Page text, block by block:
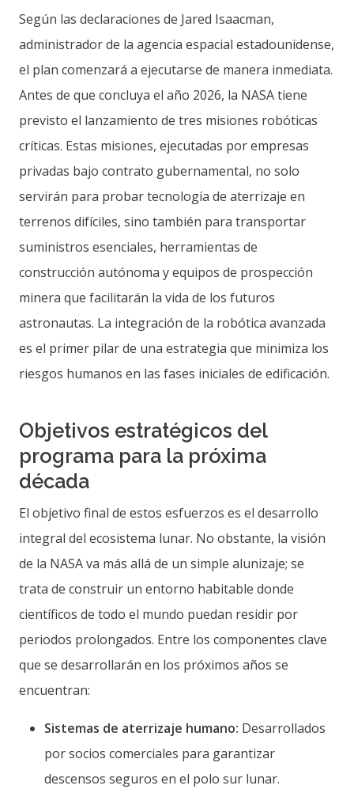
Según las declaraciones de Jared Isaacman,
administrador de la agencia espacial estadounidense,
el plan comenzará a ejecutarse de manera inmediata.
Antes de que concluya el año 2026, la NASA tiene
previsto el lanzamiento de tres misiones robóticas
críticas. Estas misiones, ejecutadas por empresas
privadas bajo contrato gubernamental, no solo
servirán para probar tecnología de aterrizaje en
terrenos difíciles, sino también para transportar
suministros esenciales, herramientas de
construcción autónoma y equipos de prospección
minera que facilitarán la vida de los futuros
astronautas. La integración de la robótica avanzada
es el primer pilar de una estrategia que minimiza los
riesgos humanos en las fases iniciales de edificación.
Objetivos estratégicos del
programa para la próxima
década
El objetivo final de estos esfuerzos es el desarrollo
integral del ecosistema lunar. No obstante, la visión
de la NASA va más allá de un simple alunizaje; se
trata de construir un entorno habitable donde
científicos de todo el mundo puedan residir por
periodos prolongados. Entre los componentes clave
que se desarrollarán en los próximos años se
encuentran:
Sistemas de aterrizaje humano: Desarrollados
por socios comerciales para garantizar
descensos seguros en el polo sur lunar.